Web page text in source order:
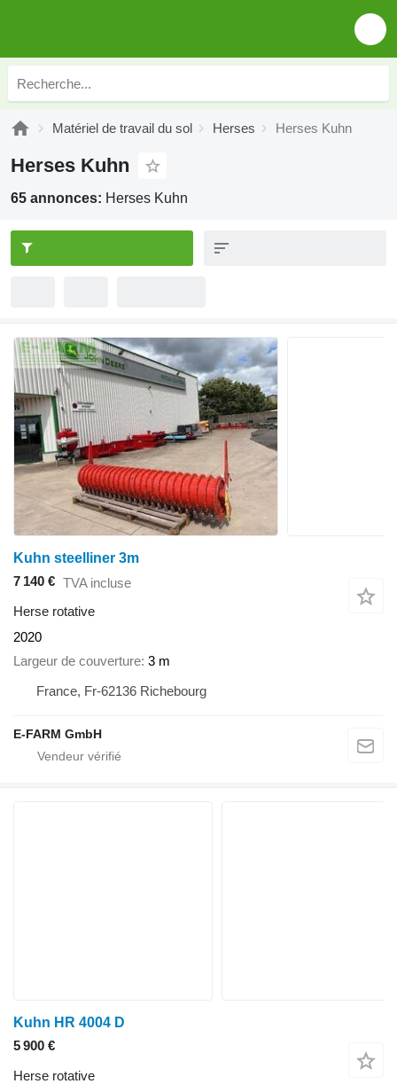
Matériel de travail du sol Herses Herses Kuhn
Herses Kuhn
65 annonces: Herses Kuhn
Kuhn steelliner 3m
7 140 € TVA incluse
Herse rotative
2020
Largeur de couverture 3 m
France, Fr-62136 Richebourg
E-FARM GmbH
Kuhn HR 4004 D
5 900 €
Herse rotative